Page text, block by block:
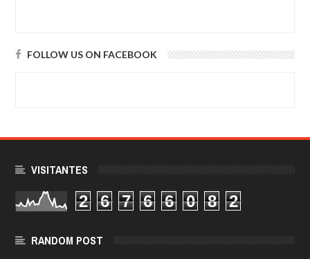
FOLLOW US ON FACEBOOK
VISITANTES
2 6 7 6 6 0 8 2
RANDOM POST